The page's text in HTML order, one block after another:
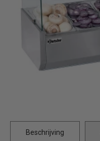
Beschrijving